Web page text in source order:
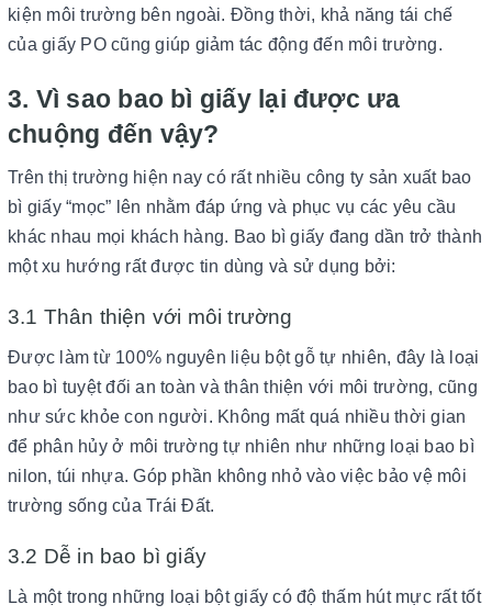
kiện môi trường bên ngoài. Đồng thời, khả năng tái chế
của giấy PO cũng giúp giảm tác động đến môi trường.
3. Vì sao bao bì giấy lại được ưa
chuộng đến vậy?
Trên thị trường hiện nay có rất nhiều công ty sản xuất bao
bì giấy “mọc” lên nhằm đáp ứng và phục vụ các yêu cầu
khác nhau mọi khách hàng. Bao bì giấy đang dần trở thành
một xu hướng rất được tin dùng và sử dụng bởi:
3.1 Thân thiện với môi trường
Được làm từ 100% nguyên liệu bột gỗ tự nhiên, đây là loại
bao bì tuyệt đối an toàn và thân thiện với môi trường, cũng
như sức khỏe con người. Không mất quá nhiều thời gian
để phân hủy ở môi trường tự nhiên như những loại bao bì
nilon, túi nhựa. Góp phần không nhỏ vào việc bảo vệ môi
trường sống của Trái Đất.
3.2 Dễ in bao bì giấy
Là một trong những loại bột giấy có độ thấm hút mực rất tốt